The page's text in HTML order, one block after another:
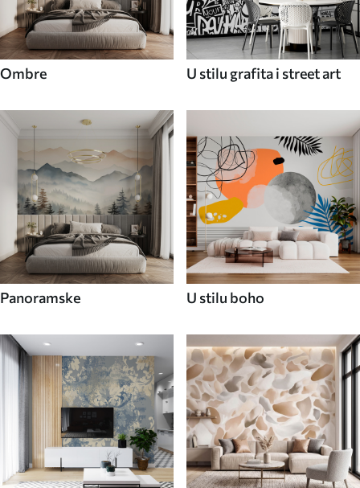
Ombre U stilu grafita i street art
Panoramske U stilu boho